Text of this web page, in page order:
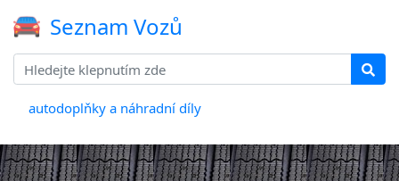
Seznam Vozů
autodoplňky a náhradní díly